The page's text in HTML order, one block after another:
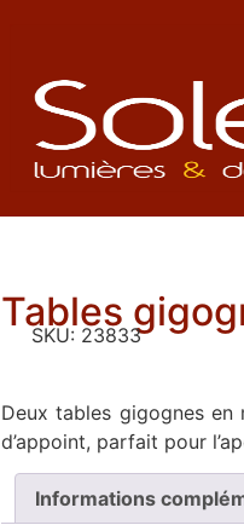
Tables
SKU: 23833
Deux tables gigognes
d’appoint, parfait pour
Informations